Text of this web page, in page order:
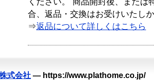
ください。 商品開封後、または
合、返品・交換はお受けいたし
⇒返品について詳しくはこちら
式会社 — https://www.plathome.co.jp/